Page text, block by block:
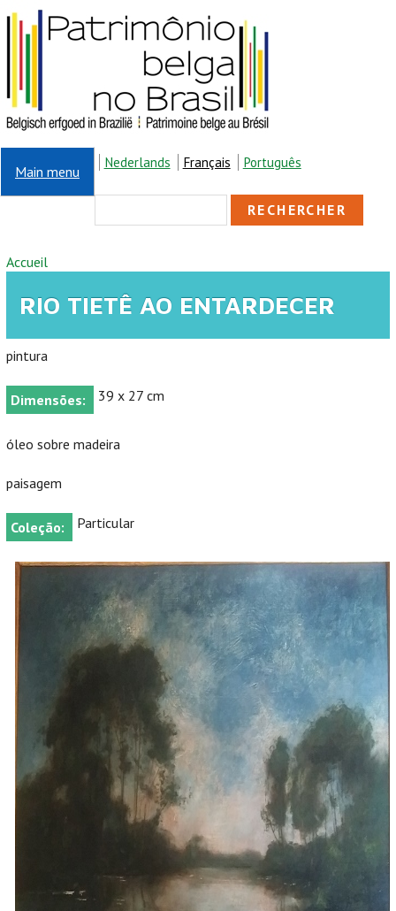
Aller au contenu principal
Main menu
Nederlands Français Português
FORMULAIRE DE
RECHERCHE
VOUS ÊTES ICI
Accueil
RIO TIETÊ AO ENTARDECER
pintura
Dimensões: 39 x 27 cm
óleo sobre madeira
paisagem
Coleção: Particular